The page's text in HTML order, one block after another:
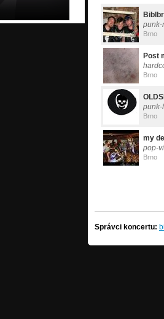
punk-
Brno
Post
Brno
punk-
Brno
my
pop-
Brno
Správci koncertu: